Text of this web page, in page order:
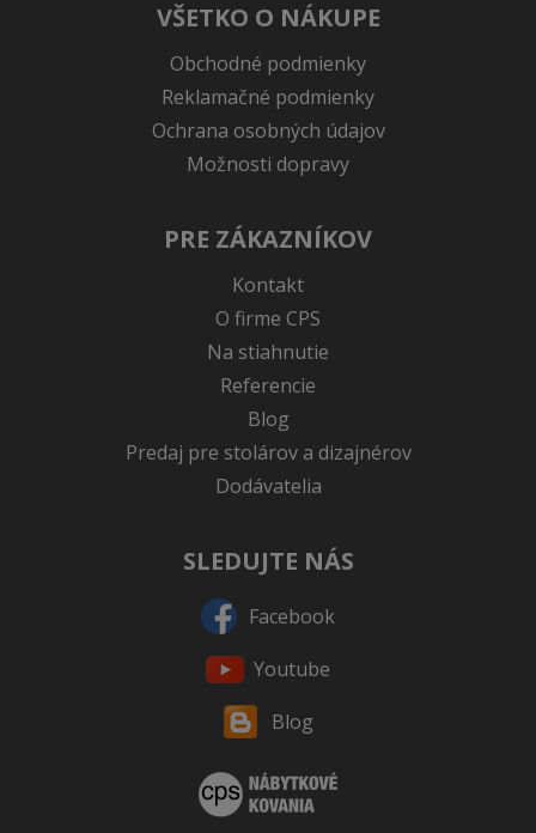
VŠETKO O NÁKUPE
Obchodné podmienky
Reklamačné podmienky
Ochrana osobných údajov
Možnosti dopravy
PRE ZÁKAZNÍKOV
Kontakt
O firme CPS
Na stiahnutie
Referencie
Blog
Predaj pre stolárov a dizajnérov
Dodávatelia
SLEDUJTE NÁS
Facebook
Youtube
Blog